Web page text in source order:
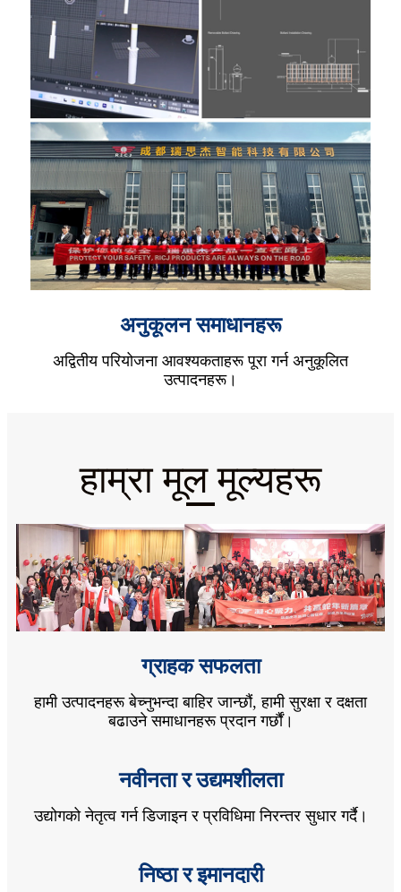
अनुकूलन समाधानहरू
अद्वितीय परियोजना आवश्यकताहरू पूरा गर्न अनुकूलित
उत्पादनहरू।
हाम्रा मूल मूल्यहरू
ग्राहक सफलता
हामी उत्पादनहरू बेच्नुभन्दा बाहिर जान्छौं, हामी सुरक्षा र दक्षता
बढाउने समाधानहरू प्रदान गर्छौं।
नवीनता र उद्यमशीलता
उद्योगको नेतृत्व गर्न डिजाइन र प्रविधिमा निरन्तर सुधार गर्दै।
निष्ठा र इमानदारी